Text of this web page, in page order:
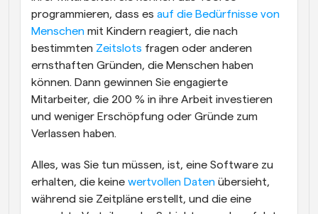
programmieren, dass es auf die Bedürfnisse von
Menschen mit Kindern reagiert, die nach
bestimmten Zeitslots fragen oder anderen
ernsthaften Gründen, die Menschen haben
können. Dann gewinnen Sie engagierte
Mitarbeiter, die 200 % in ihre Arbeit investieren
und weniger Erschöpfung oder Gründe zum
Verlassen haben.
Alles, was Sie tun müssen, ist, eine Software zu
erhalten, die keine wertvollen Daten übersieht,
während sie Zeitpläne erstellt, und die eine